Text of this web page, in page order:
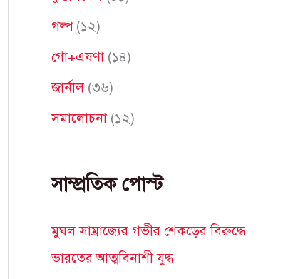
:
গল্প(১২)
গো+এষণা(১৪)
জার্নাল(৩৬)
সমালোচনা(১২)
সাম্প্রতিক পোস্ট
মুঘল সাম্রাজ্যের গভীর শেকড়ের বিরুদ্ধে
ভারতের আত্মবিনাশী যুদ্ধ